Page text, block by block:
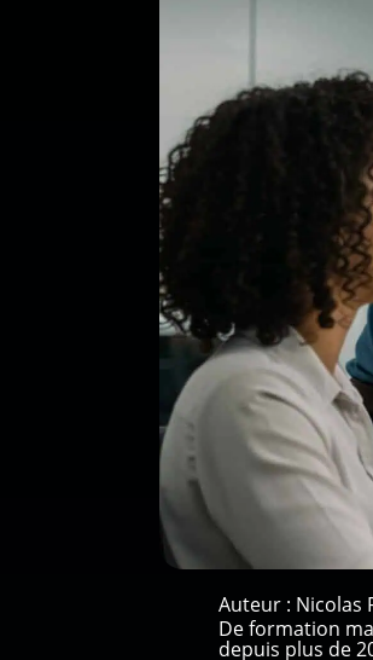
Auteur : Nicolas
De formation
depuis plus de